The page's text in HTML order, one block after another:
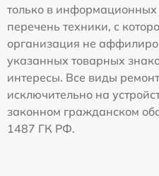
только в
перечень техники, с
организация не
указанных товарных
интересы. Все виды
исключительно на
законном гражданском
1487 ГК РФ.